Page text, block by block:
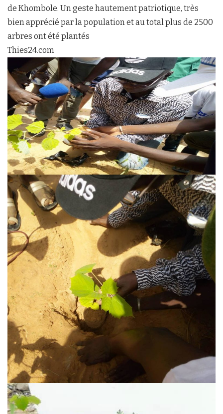
de Khombole. Un geste hautement patriotique, très
bien apprécié par la population et au total plus de 2500
arbres ont été plantés
Thies24.com